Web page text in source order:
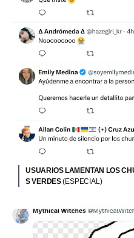
USUARIOS LAMENTAN LOS
S VERDES(ESPECIAL)